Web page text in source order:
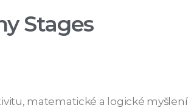
Stages
matematické a logické